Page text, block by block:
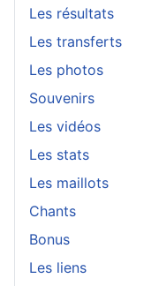
Les résultats
Les transferts
Les photos
Souvenirs
Les vidéos
Les stats
Les maillots
Chants
Bonus
Les liens